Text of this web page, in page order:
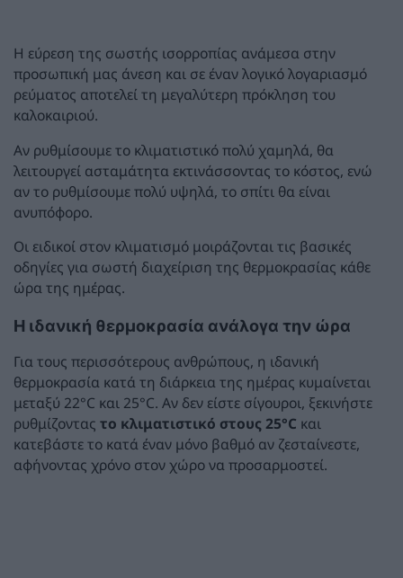
Η εύρεση της σωστής ισορροπίας ανάμεσα στην
προσωπική μας άνεση και σε έναν λογικό λογαριασμό
ρεύματος αποτελεί τη μεγαλύτερη πρόκληση του
καλοκαιριού.
Αν ρυθμίσουμε το κλιματιστικό πολύ χαμηλά, θα
λειτουργεί ασταμάτητα εκτινάσσοντας το κόστος, ενώ
αν το ρυθμίσουμε πολύ υψηλά, το σπίτι θα είναι
ανυπόφορο.
Οι ειδικοί στον κλιματισμό μοιράζονται τις βασικές
οδηγίες για σωστή διαχείριση της θερμοκρασίας κάθε
ώρα της ημέρας.
Η ιδανική θερμοκρασία ανάλογα την ώρα
Για τους περισσότερους ανθρώπους, η ιδανική
θερμοκρασία κατά τη διάρκεια της ημέρας κυμαίνεται
μεταξύ 22°C και 25°C. Αν δεν είστε σίγουροι, ξεκινήστε
ρυθμίζοντας το κλιματιστικό στους 25°C και
κατεβάστε το κατά έναν μόνο βαθμό αν ζεσταίνεστε,
αφήνοντας χρόνο στον χώρο να προσαρμοστεί.